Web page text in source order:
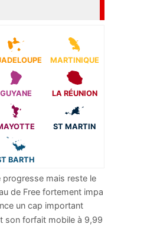
MARTINIQUE
GUYANE LA RÉUNION
ST MARTIN
BARTH
progresse mais reste le
...
de Free fortement impa
un cap important
...
son forfait mobile à 9,99